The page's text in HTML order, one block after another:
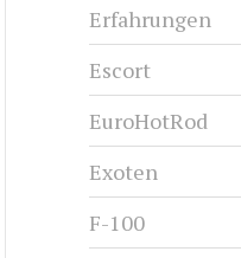
Erfahrungen
Escort
EuroHotRod
Exoten
F-100